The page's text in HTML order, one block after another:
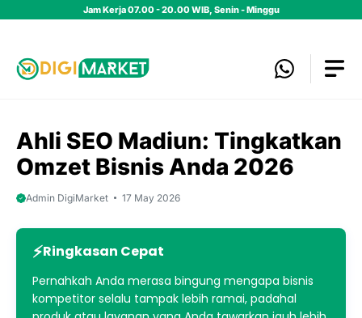
Jam Kerja 07.00 - 20.00 WIB, Senin - Minggu
Ahli SEO Madiun: Tingkatkan
Omzet Bisnis Anda 2026
Admin DigiMarket 17 May 2026
Ringkasan Cepat
Pernahkah Anda merasa bingung mengapa bisnis
kompetitor selalu tampak lebih ramai, padahal